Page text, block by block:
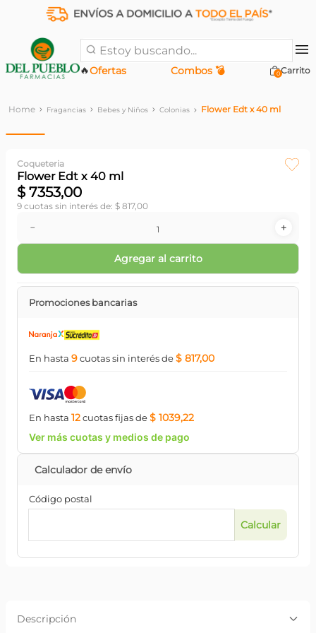
Estoy buscando...
Ofertas
🔥 Combos 💣 0
Fragancias Bebes y Niños Colonias Flower Edt x 40 ml
Coqueteria
Flower Edt x 40 ml
$ 7353,00
9 cuotas sin interés de: $ 817,00
＋
－
Agregar al carrito
Promociones bancarias
En hasta 9cuotassin interésde$ 817,00
En hasta 12cuotasfijasde$ 1039,22
Ver más cuotas y medios de pago
Código postal
Descripción